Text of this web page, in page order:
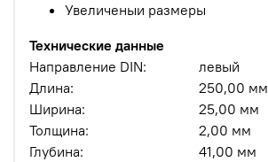
Увеличеныи размеры
Технические данные
Направление DIN:
левый
Длина:
250,00 мм
Ширина:
25,00 мм
Толщина:
2,00 мм
Глубина:
41,00 мм